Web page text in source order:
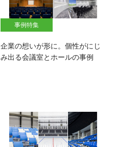
事例特集
企業の想いが形に。個性がにじ
み出る会議室とホールの事例